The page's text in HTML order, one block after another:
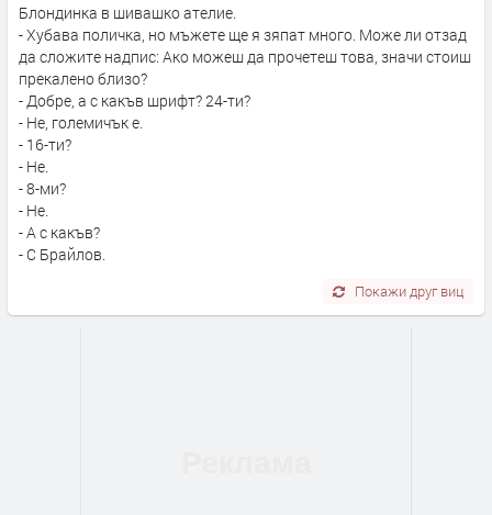
Блондинка в шивашко ателие.
- Хубава поличка, но мъжете ще я зяпат много. Може ли отзад
да сложите надпис: Ако можеш да прочетеш това, значи стоиш
прекалено близо?
- Добре, а с какъв шрифт? 24-ти?
- Не, големичък е.
- 16-ти?
- Не.
- 8-ми?
- Не.
- А с какъв?
- С Брайлов.
Покажи друг виц